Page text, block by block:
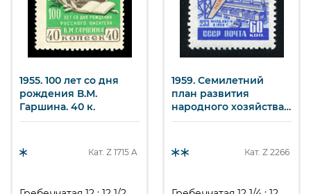
1955. 100 лет со дня
рождения В.М.
Гаршина. 40 к.
Кат. Z 1715 A
1959. Семилетний
план развития
народного хозяйства
СССР.
Кат. Z 2266